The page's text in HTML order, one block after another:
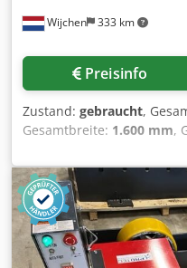
Wijchen 333 km
Preisinfo
Zustand: gebraucht,
Gesamtbreite: 1.600 mm,
Grau Leergewicht: 5.000
Dokumentation verfügbar:
Nein - Seriennummer:
Konventionell - Leistung
315 - Drehdurchmesser
Schlitten [mm]: 400 -
Bettenbreite [mm]: 580 -